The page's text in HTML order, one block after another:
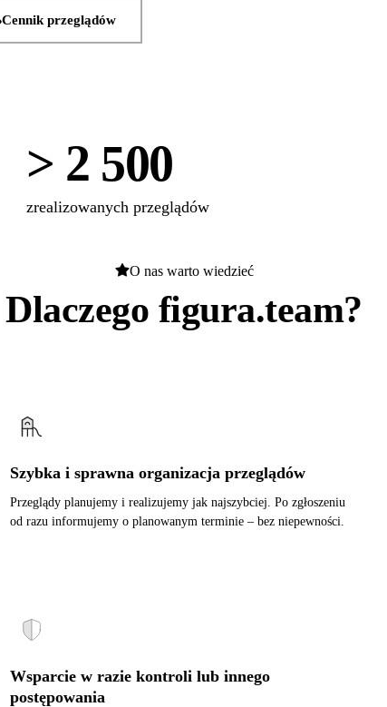
Cennik przeglądów
> 2 500
zrealizowanych przeglądów
O nas warto wiedzieć
Dlaczego figura.team?
Szybka i sprawna organizacja przeglądów
Przeglądy planujemy i realizujemy jak najszybciej. Po zgłoszeniu
od razu informujemy o planowanym terminie – bez niepewności.
Wsparcie w razie kontroli lub innego
postępowania